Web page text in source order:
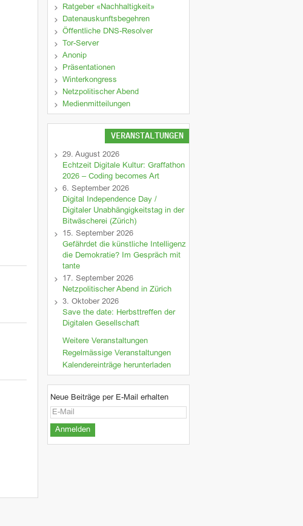
Ratgeber «Nachhaltigkeit»
Datenauskunftsbegehren
Öffentliche DNS-Resolver
Tor-Server
Anonip
Präsentationen
Winterkongress
Netzpolitischer Abend
Medienmitteilungen
VERANSTALTUNGEN
29. August 2026
Echtzeit Digitale Kultur: Graffathon
2026 – Coding becomes Art
6. September 2026
Digital Independence Day /
Digitaler Unabhängigkeitstag in der
Bitwäscherei (Zürich)
15. September 2026
Gefährdet die künstliche Intelligenz
die Demokratie? Im Gespräch mit
tante
17. September 2026
Netzpolitischer Abend in Zürich
3. Oktober 2026
Save the date: Herbsttreffen der
Digitalen Gesellschaft
Weitere Veranstaltungen
Regelmässige Veranstaltungen
Kalendereinträge herunterladen
Neue Beiträge per E-Mail erhalten